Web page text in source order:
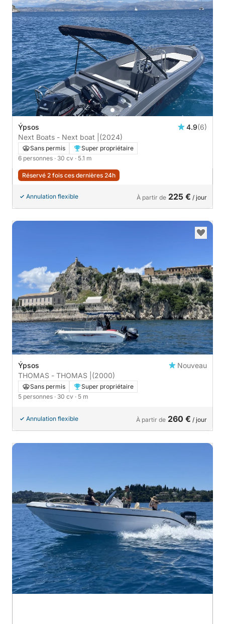
Ýpsos 4.9(6)
Next Boats - Next boat | (2024)
Sans permis
Super propriétaire
6 personnes · 30 cv · 5.1 m
Réservé 2 fois ces dernières 24h
Annulation flexible À partir de 225 € / jour
Ýpsos
Nouveau
THOMAS - THOMAS | (2000)
Sans permis
Super propriétaire
5 personnes · 30 cv · 5 m
Annulation flexible À partir de 260 € / jour